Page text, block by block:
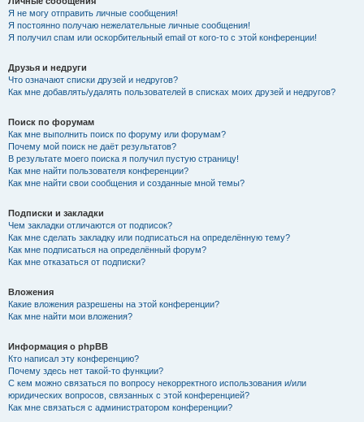
Я не могу отправить личные сообщения!
Я постоянно получаю нежелательные личные сообщения!
Я получил спам или оскорбительный email от кого-то с этой конференции!
Друзья и недруги
Что означают списки друзей и недругов?
Как мне добавлять/удалять пользователей в списках моих друзей и недругов?
Поиск по форумам
Как мне выполнить поиск по форуму или форумам?
Почему мой поиск не даёт результатов?
В результате моего поиска я получил пустую страницу!
Как мне найти пользователя конференции?
Как мне найти свои сообщения и созданные мной темы?
Подписки и закладки
Чем закладки отличаются от подписок?
Как мне сделать закладку или подписаться на определённую тему?
Как мне подписаться на определённый форум?
Как мне отказаться от подписки?
Вложения
Какие вложения разрешены на этой конференции?
Как мне найти мои вложения?
Информация о phpBB
Кто написал эту конференцию?
Почему здесь нет такой-то функции?
С кем можно связаться по вопросу некорректного использования и/или
юридических вопросов, связанных с этой конференцией?
Как мне связаться с администратором конференции?